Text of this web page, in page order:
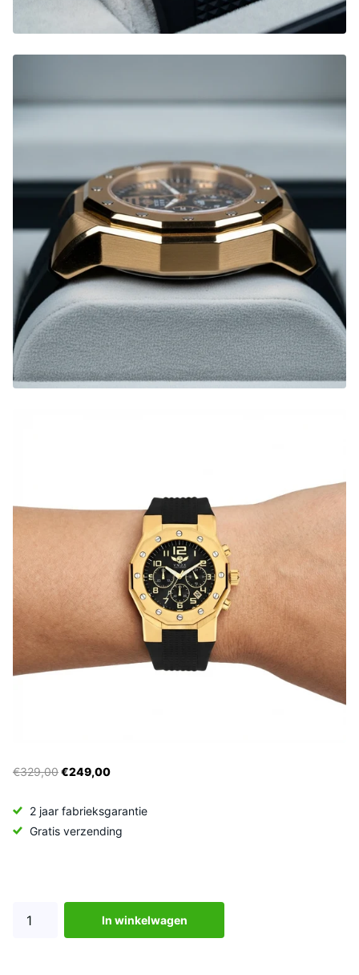
€329,00€249,00
2 jaar fabrieksgarantie
Gratis verzending
In winkelwagen